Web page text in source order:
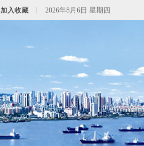
加入收藏 2026年8月6日 星期四